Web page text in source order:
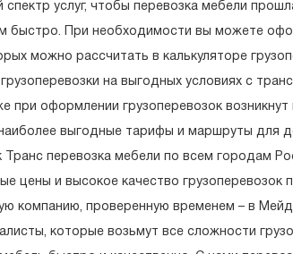
услуг, чтобы перевозка мебели
быстро. При необходимости вы можете
можно рассчитать в калькуляторе
на выгодных условиях с
при оформлении грузоперевозок
выгодные тарифы и маршруты для
перевозка мебели по всем городам
цены и высокое качество грузоперевозок
компанию, проверенную временем – в
которые возьмут все сложности